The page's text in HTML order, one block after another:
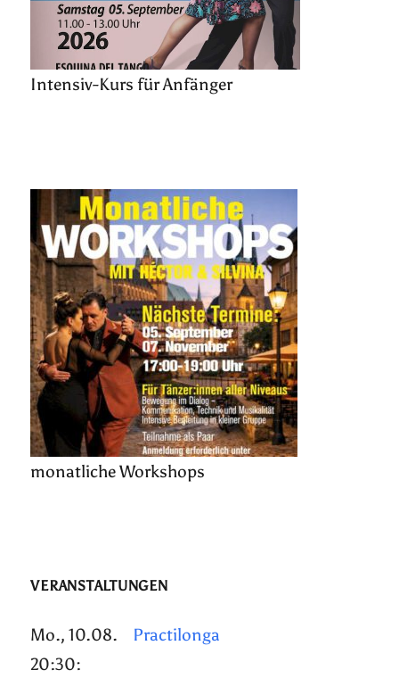
Intensiv-Kurs für Anfänger
monatliche Workshops
VERANSTALTUNGEN
Mo., 10.08.
20:30:
Practilonga